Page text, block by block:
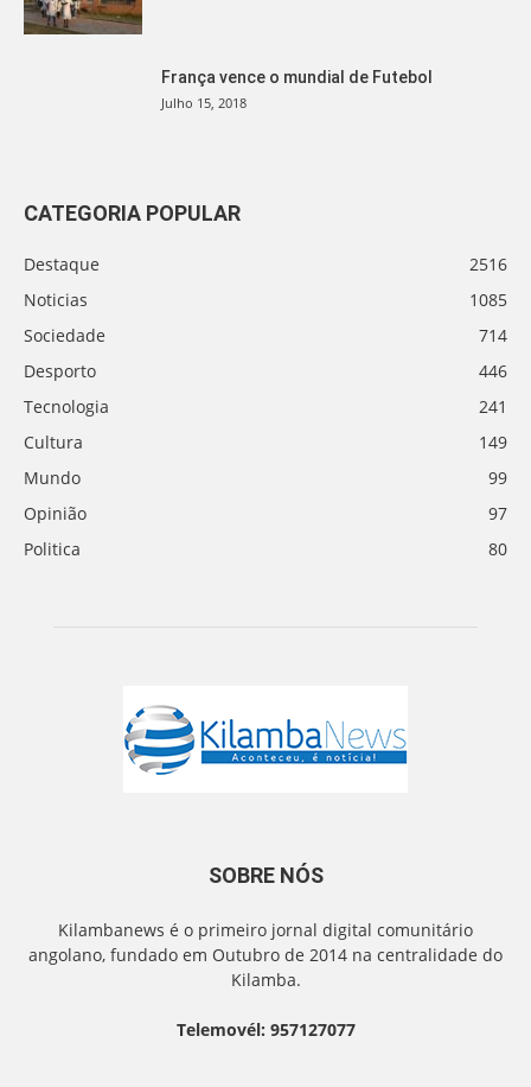
França vence o mundial de Futebol
Julho 15, 2018
CATEGORIA POPULAR
Destaque
2516
Noticias
1085
Sociedade
714
Desporto
446
Tecnologia
241
Cultura
149
Mundo
99
Opinião
97
Politica
80
SOBRE NÓS
Kilambanews é o primeiro jornal digital comunitário
angolano, fundado em Outubro de 2014 na centralidade do
Kilamba.
Telemovél: 957127077